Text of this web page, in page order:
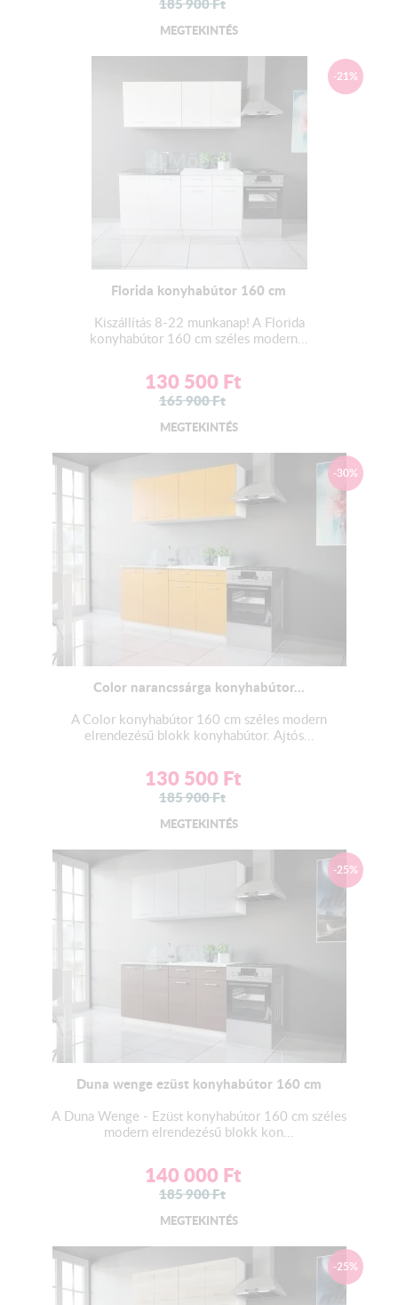
MEGTEKINTÉS
-21%
Florida konyhabútor 160 cm
Kiszállítás 8-22 munkanap! A Florida
konyhabútor 160 cm széles modern...
130 500 Ft
165 900Ft
MEGTEKINTÉS
-30%
Color narancssárga konyhabútor...
A Color konyhabútor 160 cm széles modern
elrendezésű blokk konyhabútor. Ajtós...
130 500 Ft
185 900Ft
MEGTEKINTÉS
-25%
Duna wenge ezüst konyhabútor 160 cm
A Duna Wenge - Ezüst konyhabútor 160 cm széles
modern elrendezésű blokk kon...
140 000 Ft
185 900Ft
MEGTEKINTÉS
-25%